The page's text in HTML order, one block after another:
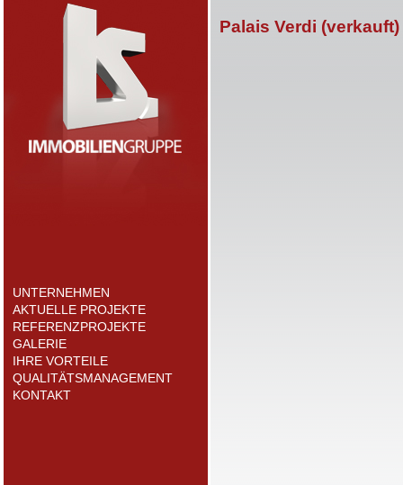
UNTERNEHMEN
AKTUELLE PROJEKTE
REFERENZPROJEKTE
GALERIE
IHRE VORTEILE
QUALITÄTSMANAGEMENT
KONTAKT
Palais Verdi (verkauft)